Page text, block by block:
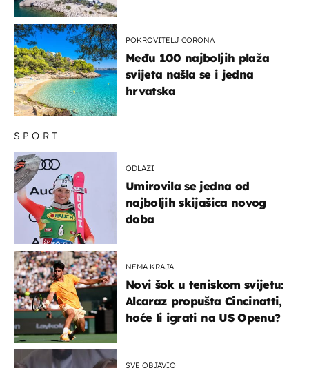
SPORT
ODLAZI
Umirovila se jedna od
najboljih skijašica novog
doba
NEMA KRAJA
Novi šok u teniskom svijetu:
Alcaraz propušta Cincinatti,
hoće li igrati na US Openu?
SVE OBJAVIO
POKROVITELJ CORONA
Među 100 najboljih plaža
svijeta našla se i jedna
hrvatska